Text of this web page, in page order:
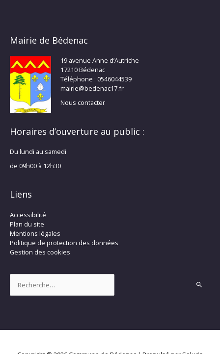
Mairie de Bédenac
19 avenue Anne d’Autriche
17210 Bédenac
Téléphone : 0546044539
mairie@bedenac17.fr
Nous contacter
Horaires d’ouverture au public :
Du lundi au samedi
de 09h00 à 12h30
Liens
Accessibilité
Plan du site
Mentions légales
Politique de protection des données
Gestion des cookies